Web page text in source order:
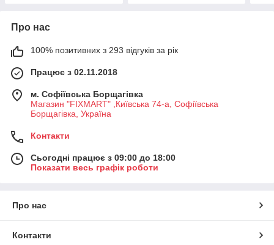
Про нас
100% позитивних з 293 відгуків за рік
Працює з 02.11.2018
м. Софіївська Борщагівка
Магазин "FIXMART" ,Київська 74-a, Софіївська
Борщагівка, Україна
Контакти
Сьогодні працює з 09:00 до 18:00
Показати весь графік роботи
Про нас
Контакти